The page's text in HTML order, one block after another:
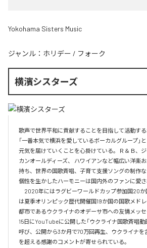
Yokohama Sisters Music
ジャンル： ホリデー / フォーク
横濱シスターズ
歌声で世界平和に貢献することを目指して活動す
「一番本気で横浜を愛しているボーカルグループ」
元気を届けていくことを心掛けている。Ｒ＆Ｂ、
カンオールディーズ、 ハワイアンなど幅広い洋楽
持ち、世界の国歌斉唱、子育て支援ソングの制作
個性を生かしたハーモニーは国内外のファンに愛さ
2020年にはラグビーワールドカップ参加国20か
は夏季オリンピック歴代開催国19か国の国歌メド
都市であるウクライナのオデーサ市への友情メッ
15日にYouTubeに公開した「ウクライナ国歌斉唱動
呼び、公開から3か月で70万回再生、ウクライナ
を超える感謝のコメントが寄せられている。